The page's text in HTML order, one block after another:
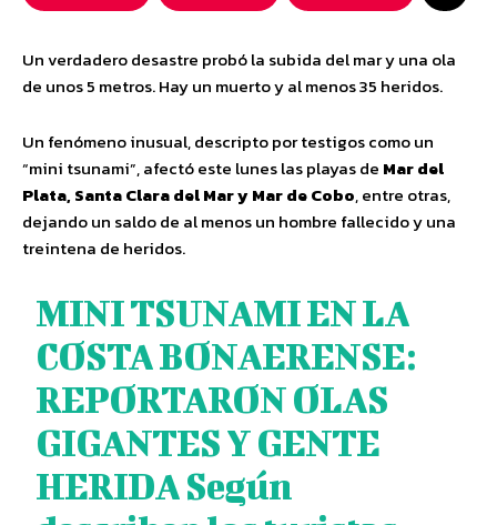
Un verdadero desastre probó la subida del mar y una ola
de unos 5 metros. Hay un muerto y al menos 35 heridos.
Un fenómeno inusual, descripto por testigos como un
“mini tsunami”, afectó este lunes las playas de Mar del
Plata, Santa Clara del Mar y Mar de Cobo, entre otras,
dejando un saldo de al menos un hombre fallecido y una
treintena de heridos.
MINI TSUNAMI EN LA
COSTA BONAERENSE:
REPORTARON OLAS
GIGANTES Y GENTE
HERIDA Según